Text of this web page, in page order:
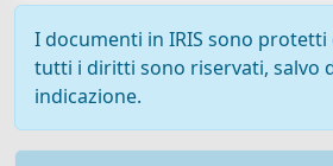
I documenti in IRIS sono
tutti i diritti sono riservati, salvo
indicazione.